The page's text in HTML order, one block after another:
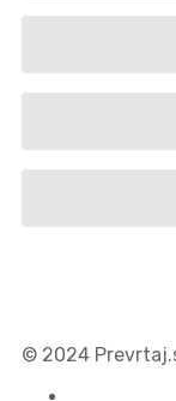
© 2024